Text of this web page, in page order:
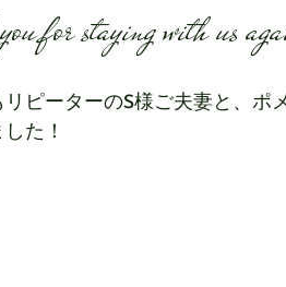
you for staying with
リピーターのS様ご夫妻と、
た！